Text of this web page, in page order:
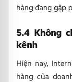
hàng đang gặp
5.4 Không
kênh
Hiện nay,
hàng của